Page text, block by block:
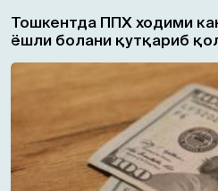
Тошкентда ППХ ходими
ёшли болани қутқариб